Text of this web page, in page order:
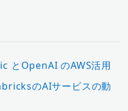
とOpenAI のAWS活用
のAIサービスの動